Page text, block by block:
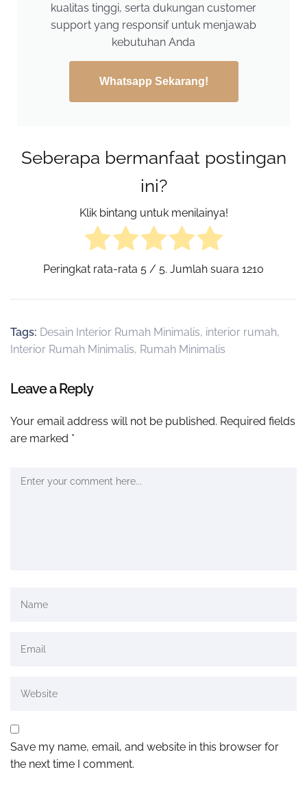
kualitas tinggi, serta dukungan customer
support yang responsif untuk menjawab
kebutuhan Anda
Whatsapp Sekarang!
Seberapa bermanfaat postingan
ini?
Klik bintang untuk menilainya!
Peringkat rata-rata 5 / 5. Jumlah suara 1210
Tags: Desain Interior Rumah Minimalis, interior rumah,
Interior Rumah Minimalis, Rumah Minimalis
Leave a Reply
Your email address will not be published. Required fields
are marked *
Save my name, email, and website in this browser for
the next time I comment.